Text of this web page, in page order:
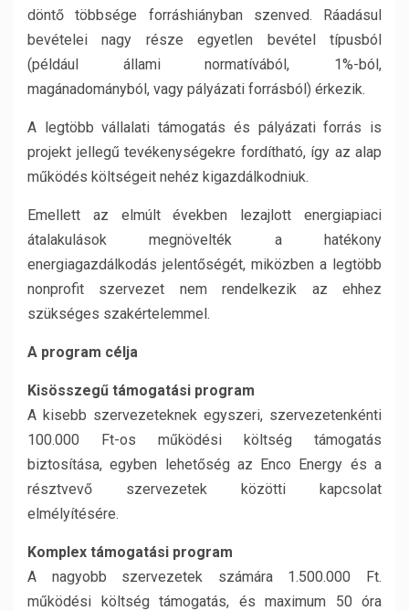
döntő többsége forráshiányban szenved. Ráadásul
bevételei nagy része egyetlen bevétel típusból
(például állami normatívából, 1%-ból,
magánadományból, vagy pályázati forrásból) érkezik.
A legtöbb vállalati támogatás és pályázati forrás is
projekt jellegű tevékenységekre fordítható, így az alap
működés költségeit nehéz kigazdálkodniuk.
Emellett az elmúlt években lezajlott energiapiaci
átalakulások megnövelték a hatékony
energiagazdálkodás jelentőségét, miközben a legtöbb
nonprofit szervezet nem rendelkezik az ehhez
szükséges szakértelemmel.
A program célja
Kisösszegű támogatási program
A kisebb szervezeteknek egyszeri, szervezetenkénti
100.000 Ft-os működési költség támogatás
biztosítása, egyben lehetőség az Enco Energy és a
résztvevő szervezetek közötti kapcsolat
elmélyítésére.
Komplex támogatási program
A nagyobb szervezetek számára 1.500.000 Ft.
működési költség támogatás, és maximum 50 óra